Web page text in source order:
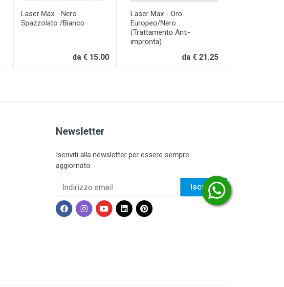
Laser Max - Nero
Spazzolato /Bianco
da € 15.00
Laser Max - Oro
Europeo/Nero
(Trattamento Anti-
impronta)
da € 21.25
Newsletter
Iscriviti alla newsletter per essere sempre
aggiornato.
Indirizzo email Iscriviti